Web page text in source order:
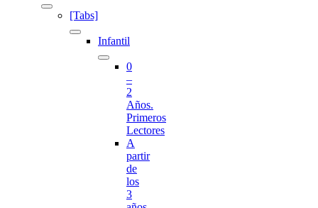
[Tabs]
Infantil
0
–
2
Años.
Primeros
Lectores
A
partir
de
los
3